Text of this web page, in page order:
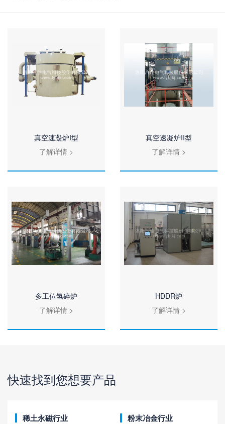
真空速凝炉I型
了解详情 >
真空速凝炉II型
了解详情 >
多工位氢碎炉
了解详情 >
HDDR炉
了解详情 >
快速找到您想要产品
稀土永磁行业 粉末冶金行业